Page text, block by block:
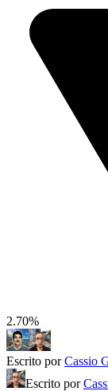
2.70%
Escrito porCassio
Escrito por